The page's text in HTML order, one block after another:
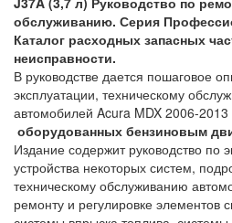
обслуживанию. Серия
Каталог расходных запасных
неисправности.
В руководстве дается пошаговое
эксплуатации, техническому
автомобилей Acura MDX 2006-2013
оборудованных бензиновым
Издание содержит руководство по
устройства некоторых систем,
техническому обслуживанию
ремонту и регулировке элементов